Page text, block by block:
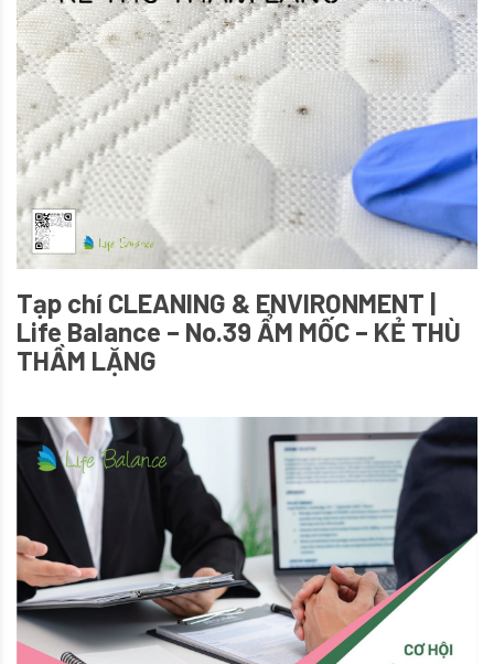
Tạp chí CLEANING & ENVIRONMENT |
Life Balance – No.39 ẨM MỐC – KẺ THÙ
THẦM LẶNG